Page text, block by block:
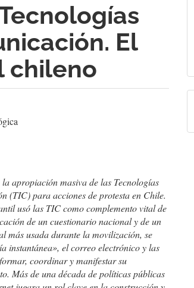
El
chileno
apropiación masiva de las Tecnologías
(TIC) para acciones de protesta en Chile.
usó las TIC como complemento vital de
de un cuestionario nacional y de un
más usada durante la movilización, se
instantánea», el correo electrónico y las
coordinar y manifestar su
Más de una década de políticas públicas